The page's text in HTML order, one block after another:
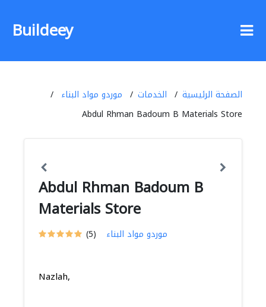
Buildeey
الصفحة الرئيسية الخدمات
موردو مواد البناء
Abdul Rhman Badoum B Materials Store
Abdul Rhman Badoum B
Materials Store
(5) موردو مواد البناء
Nazlah,